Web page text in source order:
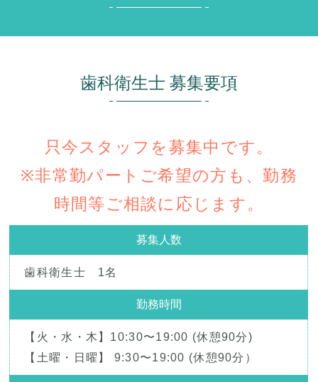
歯科衛生士 募集要項
只今スタッフを募集中です。
※非常勤パートご希望の方も、勤務
時間等ご相談に応じます。
募集人数
歯科衛生士 1名
勤務時間
【火・水・木】10:30〜19:00 (休憩90分)
【土曜・日曜】 9:30〜19:00 (休憩90分）